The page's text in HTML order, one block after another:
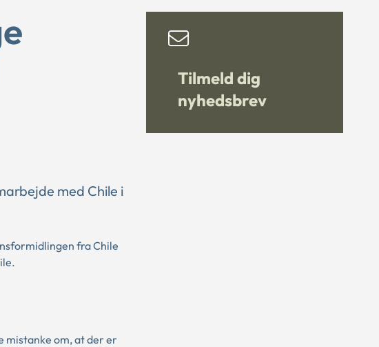
med Chile i
fra Chile
mistanke om, at der er
Tilmeld dig
nyhedsbrev